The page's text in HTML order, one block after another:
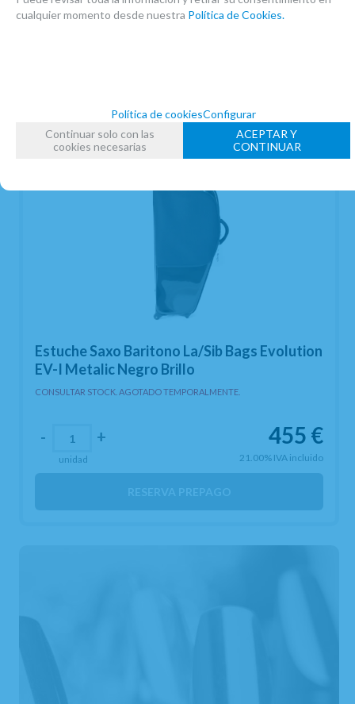
AÑADIR A CESTA
Estuche Saxo Baritono La/Sib Bags Evolution
EV-I Metalic Negro Brillo
CONSULTAR STOCK. AGOTADO TEMPORALMENTE.
455 €
21.00% IVA incluido
- +
unidad
RESERVA PREPAGO
cualquier momento desde nuestra Política de Cookies.
Política de cookiesConfigurar
Continuar solo con las
cookies necesarias
ACEPTAR Y
CONTINUAR